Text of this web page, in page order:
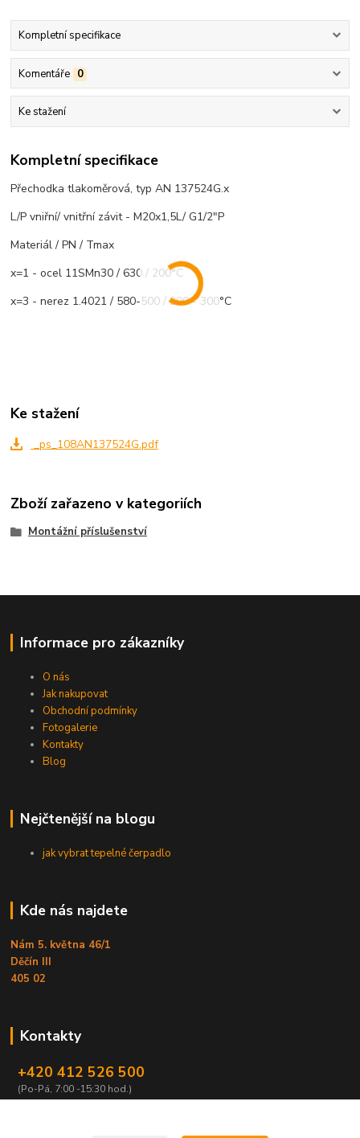
Kompletní specifikace
Komentáře 0
Ke stažení
Kompletní specifikace
Přechodka tlakoměrová, typ AN 137524G.x
L/P vniřní/ vnitřní závit - M20x1,5L/ G1/2"P
Materiál / PN / Tmax
x=1 - ocel 11SMn30 / 630 / 200°C
x=3 - nerez 1.4021 / 580-500 / 200 - 300°C
Ke stažení
_ps_108AN137524G.pdf
Zboží zařazeno v kategoriích
Montážní příslušenství
Informace pro zákazníky
O nás
Jak nakupovat
Obchodní podmínky
Fotogalerie
Kontakty
Blog
Nejčtenější na blogu
jak vybrat tepelné čerpadlo
Kde nás najdete
Nám 5. května 46/1
Děčín III
405 02
Kontakty
+420 412 526 500
(Po-Pá, 7:00 -15:30 hod.)